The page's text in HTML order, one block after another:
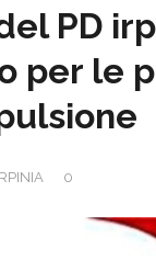
PD
per le
0